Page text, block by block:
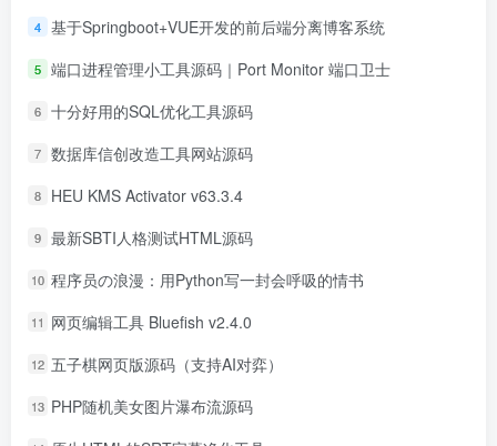
4 基于Springboot+VUE开发的前后端分离博客系统
5 端口进程管理小工具源码｜Port Monitor 端口卫士
6 十分好用的SQL优化工具源码
7 数据库信创改造工具网站源码
8 HEU KMS Activator v63.3.4
9 最新SBTI人格测试HTML源码
10 程序员の浪漫：用Python写一封会呼吸的情书
11 网页编辑工具 Bluefish v2.4.0
12 五子棋网页版源码（支持AI对弈）
13 PHP随机美女图片瀑布流源码